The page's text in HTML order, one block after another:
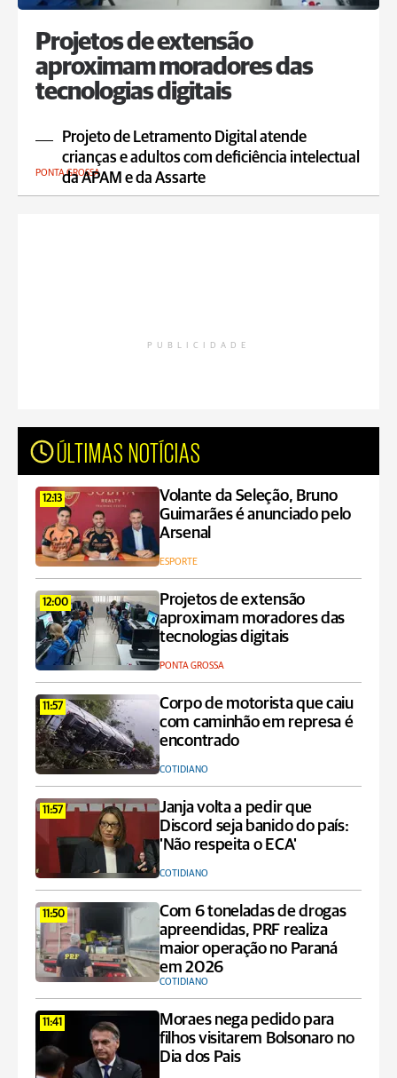
Projetos de extensão
aproximam moradores das
tecnologias digitais
Projeto de Letramento Digital atende
crianças e adultos com deficiência intelectual
da APAM e da Assarte
PONTA GROSSA
PUBLICIDADE
ÚLTIMAS NOTÍCIAS
12:13
Volante da Seleção, Bruno
Guimarães é anunciado pelo
Arsenal
ESPORTE
12:00
Projetos de extensão
aproximam moradores das
tecnologias digitais
PONTA GROSSA
11:57
Corpo de motorista que caiu
com caminhão em represa é
encontrado
COTIDIANO
11:57
Janja volta a pedir que
Discord seja banido do país:
'Não respeita o ECA'
COTIDIANO
11:50
Com 6 toneladas de drogas
apreendidas, PRF realiza
maior operação no Paraná
em 2026
COTIDIANO
11:41
Moraes nega pedido para
filhos visitarem Bolsonaro no
Dia dos Pais